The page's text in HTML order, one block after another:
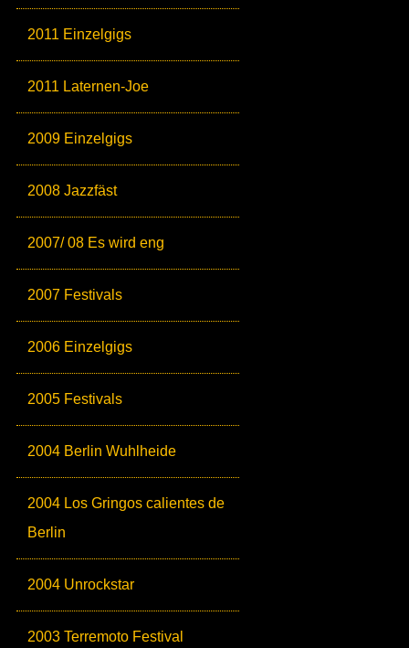
2011 Einzelgigs
2011 Laternen-Joe
2009 Einzelgigs
2008 Jazzfäst
2007/ 08 Es wird eng
2007 Festivals
2006 Einzelgigs
2005 Festivals
2004 Berlin Wuhlheide
2004 Los Gringos calientes de
Berlin
2004 Unrockstar
2003 Terremoto Festival